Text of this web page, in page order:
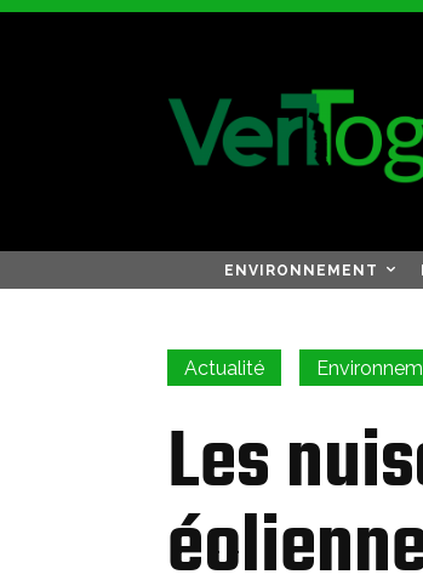
ENVIRONNEMENT
Actualité
Les